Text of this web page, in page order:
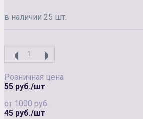
в наличии 25 шт.
Розничная цена
55 руб./шт
от 1000 руб.
45 руб./шт